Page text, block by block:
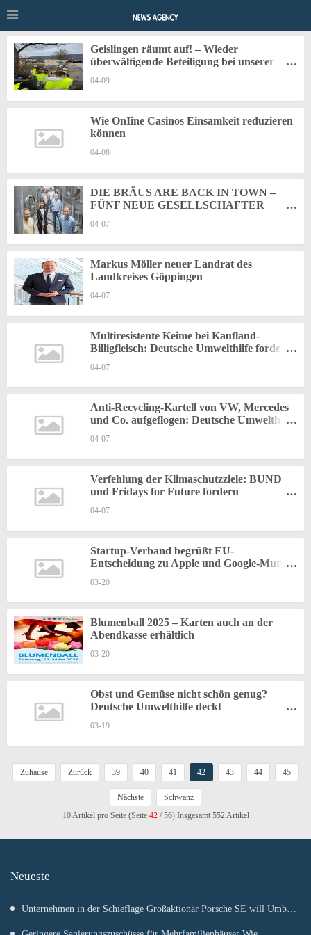
Geislingen räumt auf! – Wieder
überwältigende Beteiligung bei unserer
04-09
Wie OnIine Casinos Einsamkeit reduzieren
können
04-08
DIE BRÄUS ARE BACK IN TOWN –
FÜNF NEUE GESELLSCHAFTER
KAISER BRAUEREI
04-07
Markus Möller neuer Landrat des
Landkreises Göppingen
04-07
Multiresistente Keime bei Kaufland-
Billigfleisch: Deutsche Umwelthilfe fordert
Eingreifen gegen Preisdumping durch
Supermärkte
04-07
Anti-Recycling-Kartell von VW, Mercedes
und Co. aufgeflogen: Deutsche Umwelthilfe
Ressourcenschutz
04-07
Verfehlung der Klimaschutzziele: BUND
und Fridays for Future fordern
Handeln auf
04-07
Startup-Verband begrüßt EU-
Entscheidung zu Apple und Google-Mutter
03-20
Blumenball 2025 – Karten auch an der
Abendkasse erhältlich
03-20
Obst und Gemüse nicht schön genug?
Deutsche Umwelthilfe deckt
überhöhte Standards bei Edeka, Lidl & Co.
auf
03-19
Zuhause Zurück 39 40 41 42 43 44 45
Nächste
Schwanz
10 Artikel pro Seite (Seite 42/ 56) Insgesamt 552 Artikel
Neueste
Unternehmen in der Schieflage Großaktionär Porsche SE will Umbau